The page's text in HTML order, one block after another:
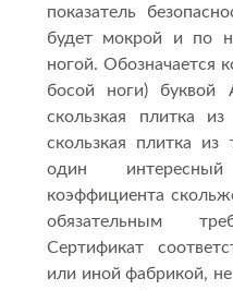
показатель
будет мокрой и по
ногой. Обозначается
босой ноги)
скользкая плитка
скользкая плитка
один
коэффициента
обязательным
Сертификат
или иной фабрикой, не